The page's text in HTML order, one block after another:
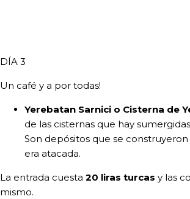
DÍA 3
Un café y a por todas!
Yerebatan Sarnici o Cisterna de
de las cisternas que hay
Son depósitos que se
era atacada.
La entrada cuesta 20 liras turcas y las
mismo.